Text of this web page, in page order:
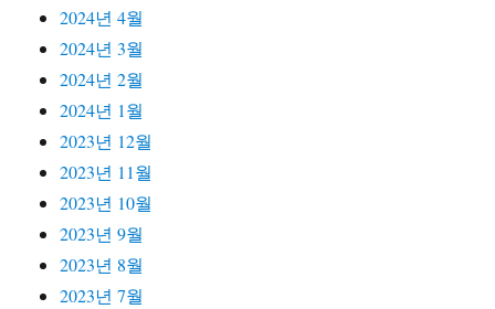
2024년 4월
2024년 3월
2024년 2월
2024년 1월
2023년 12월
2023년 11월
2023년 10월
2023년 9월
2023년 8월
2023년 7월